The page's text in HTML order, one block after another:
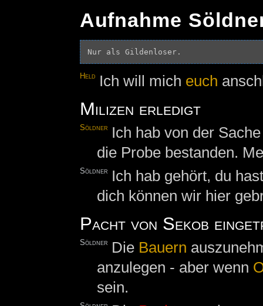
Aufnahme
Held Ich will mich euch
Milizen erledigt
Söldner
Ich hab von der
die Probe bestanden.
Söldner
Ich hab gehört, du
dich können wir hier
Pacht von Sekob
Söldner Die Bauern
anzulegen - aber wenn
sein.